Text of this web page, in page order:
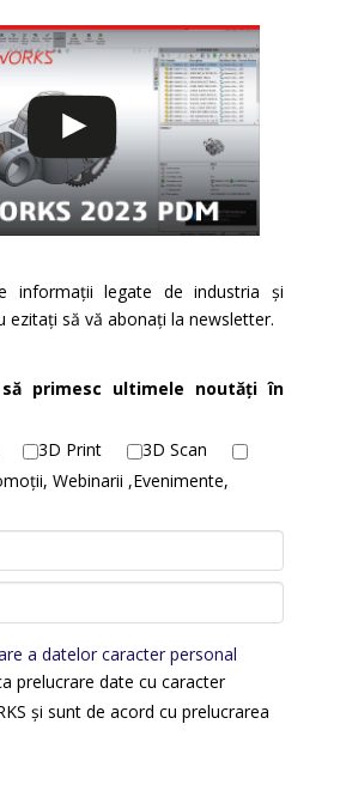
informații legate de industria și
ezitați să vă abonați la newsletter.
primesc ultimele noutăți în
3D Print
3D Scan
Webinarii ,Evenimente,
a datelor caracter personal
prelucrare date cu caracter
și sunt de acord cu prelucrarea